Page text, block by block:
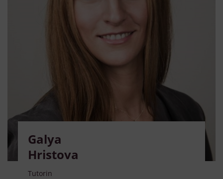
Galya
Hristova
Tutorin